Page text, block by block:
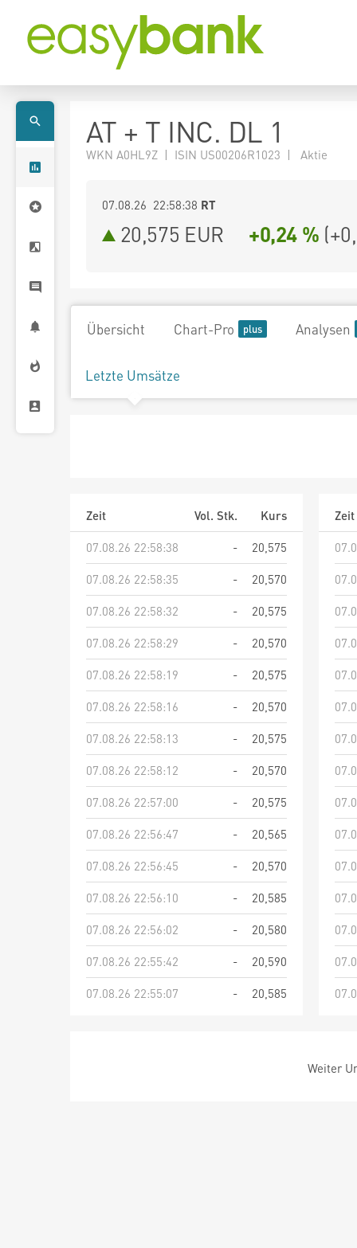
AT + T INC. DL 1
WKN A0HL9Z | ISIN US00206R1023 | Aktie
07.08.26 22:58:38 RT
20,575 EUR +0,24 % (
Übersicht Chart-Pro Analysen
Letzte Umsätze
Zeit Vol. Stk.
Kurs
07.08.26 22:58:38
-
20,575
07.08.26 22:58:35
-
20,570
07.08.26 22:58:32
-
20,575
07.08.26 22:58:29
-
20,570
07.08.26 22:58:19
-
20,575
07.08.26 22:58:16
-
20,570
07.08.26 22:58:13
-
20,575
07.08.26 22:58:12
-
20,570
07.08.26 22:57:00
-
20,575
07.08.26 22:56:47
-
20,565
07.08.26 22:56:45
-
20,570
07.08.26 22:56:10
-
20,585
07.08.26 22:56:02
-
20,580
07.08.26 22:55:42
-
20,590
07.08.26 22:55:07
- 20,585
Zeit
Weiter